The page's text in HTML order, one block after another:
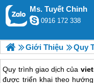
Ms. Tuyết Chinh
0916 172 338
Giới Thiệu Quy
Quy trình giao dịch của
được triển khai theo